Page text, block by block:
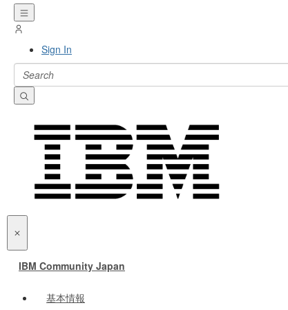
Sign In
IBM Community Japan
基本情報